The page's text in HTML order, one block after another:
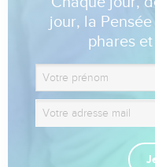
jour, la
phares